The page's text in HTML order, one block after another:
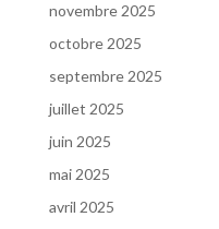
novembre 2025
octobre 2025
septembre 2025
juillet 2025
juin 2025
mai 2025
avril 2025